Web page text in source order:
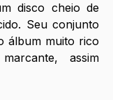
disco cheio de
Seu conjunto
álbum muito rico
assim